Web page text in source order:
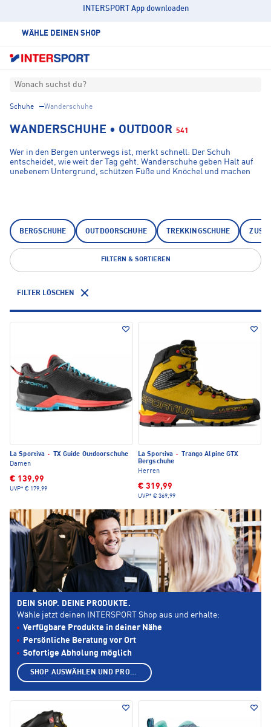
INTERSPORT App downloaden
WÄHLE DEINEN SHOP
Wonach suchst du?
Schuhe Wanderschuhe
WANDERSCHUHE • OUTDOOR 541
Wer in den Bergen unterwegs ist, merkt schnell: Der Schuh
entscheidet, wie weit der Tag geht. Wanderschuhe geben Halt auf
unebenem Untergrund, schützen Füße und Knöchel und machen
BERGSCHUHE OUTDOORSCHUHE TREKKINGSCHUHE
FILTERN & SORTIEREN
FILTER LÖSCHEN
La Sportiva ·
TX Guide Outdoorschuhe
Damen
€ 139,99
UVP* € 179,99
La Sportiva ·
Trango Alpine GTX
Bergschuhe
Herren
€ 319,99
UVP* € 369,99
DEIN SHOP. DEINE PRODUKTE.
Wähle jetzt deinen INTERSPORT Shop aus und erhalte:
Verfügbare Produkte in deiner Nähe
Persönliche Beratung vor Ort
Sofortige Abholung möglich
SHOP AUSWÄHLEN UND PRODUKTE ANZEIGEN